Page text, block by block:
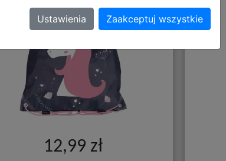
12,99 zł
Ustawienia Zaakceptuj wszystkie